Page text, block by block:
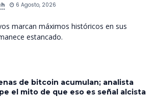
6 Agosto, 2026
marcan máximos históricos en sus
estancado.
de bitcoin acumulan; analista
el mito de que eso es señal alcista